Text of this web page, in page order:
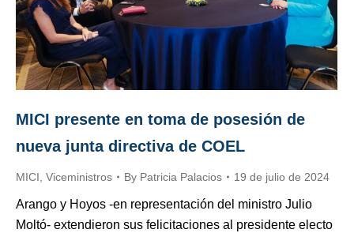
MICI presente en toma de posesión de
nueva junta directiva de COEL
MICI Viceministros By Patricia Palacios 19 de julio de 2024
Arango y Hoyos -en representación del ministro Julio
Moltó- extendieron sus felicitaciones al presidente electo